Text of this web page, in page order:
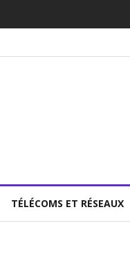
TÉLÉCOMS ET RÉSEAUX